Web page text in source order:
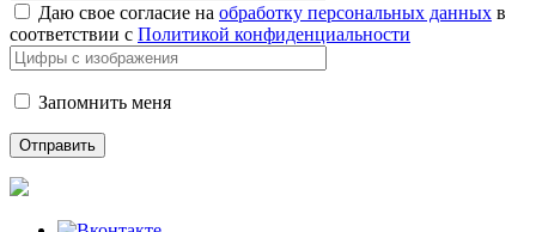
Даю свое согласие на обработку персональных данных в
соответствии с Политикой конфиденциальности
Запомнить меня